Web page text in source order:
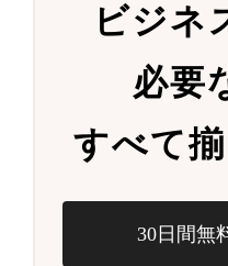
ビジネ
必要
すべて
30日間無